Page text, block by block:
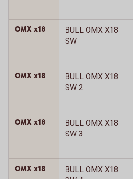
OMX x18
BULL OMX X18
SW
OMX x18
BULL OMX X18
SW 2
OMX x18
BULL OMX X18
SW 3
OMX x18
BULL OMX X18